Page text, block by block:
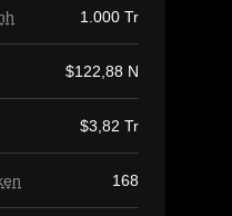
1.000 Tr
$122,88 N
$3,82 Tr
168